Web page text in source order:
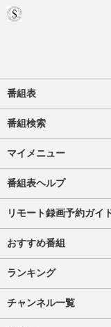
番組表
番組検索
マイメニュー
番組表ヘルプ
リモート録画予約ガイ
おすすめ番組
ランキング
チャンネル一覧